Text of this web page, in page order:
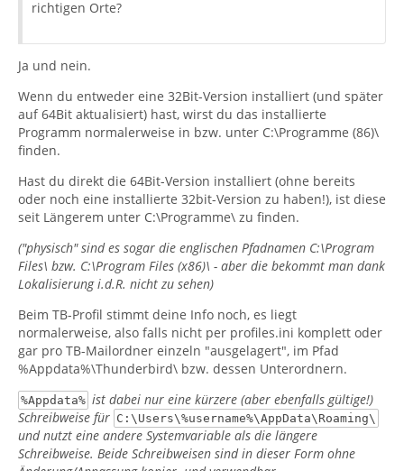
richtigen Orte?
Ja und nein.
Wenn du entweder eine 32Bit-Version installiert (und später
auf 64Bit aktualisiert) hast, wirst du das installierte
Programm normalerweise in bzw. unter C:\Programme (86)\
finden.
Hast du direkt die 64Bit-Version installiert (ohne bereits
oder noch eine installierte 32bit-Version zu haben!), ist diese
seit Längerem unter C:\Programme\ zu finden.
("physisch" sind es sogar die englischen Pfadnamen C:\Program
Files\ bzw. C:\Program Files (x86)\ - aber die bekommt man dank
Lokalisierung i.d.R. nicht zu sehen)
Beim TB-Profil stimmt deine Info noch, es liegt
normalerweise, also falls nicht per profiles.ini komplett oder
gar pro TB-Mailordner einzeln "ausgelagert", im Pfad
%Appdata%\Thunderbird\ bzw. dessen Unterordnern.
%Appdata% ist dabei nur eine kürzere (aber ebenfalls gültige!)
Schreibweise für C:\Users\%username%\AppData\Roaming\
und nutzt eine andere Systemvariable als die längere
Schreibweise. Beide Schreibweisen sind in dieser Form ohne